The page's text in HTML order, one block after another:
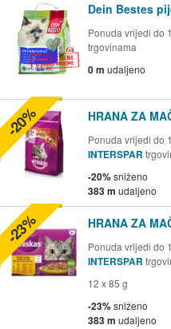
Dein Bestes
Ponuda vrijedi do
trgovinama
0 m udaljeno
HRANA ZA
Ponuda vrijedi do
INTERSPAR
-20%sniženo
383 m udaljeno
-20%
HRANA ZA
Ponuda vrijedi do
INTERSPAR
12 x 85 g
-23%sniženo
383 m udaljeno
-23%